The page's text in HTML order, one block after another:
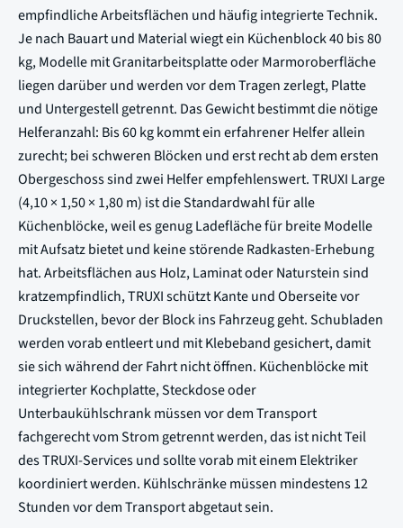
empfindliche Arbeitsflächen und häufig integrierte Technik.
Je nach Bauart und Material wiegt ein Küchenblock 40 bis 80
kg, Modelle mit Granitarbeitsplatte oder Marmoroberfläche
liegen darüber und werden vor dem Tragen zerlegt, Platte
und Untergestell getrennt. Das Gewicht bestimmt die nötige
Helferanzahl: Bis 60 kg kommt ein erfahrener Helfer allein
zurecht; bei schweren Blöcken und erst recht ab dem ersten
Obergeschoss sind zwei Helfer empfehlenswert. TRUXI Large
(4,10 × 1,50 × 1,80 m) ist die Standardwahl für alle
Küchenblöcke, weil es genug Ladefläche für breite Modelle
mit Aufsatz bietet und keine störende Radkasten-Erhebung
hat. Arbeitsflächen aus Holz, Laminat oder Naturstein sind
kratzempfindlich, TRUXI schützt Kante und Oberseite vor
Druckstellen, bevor der Block ins Fahrzeug geht. Schubladen
werden vorab entleert und mit Klebeband gesichert, damit
sie sich während der Fahrt nicht öffnen. Küchenblöcke mit
integrierter Kochplatte, Steckdose oder
Unterbaukühlschrank müssen vor dem Transport
fachgerecht vom Strom getrennt werden, das ist nicht Teil
des TRUXI-Services und sollte vorab mit einem Elektriker
koordiniert werden. Kühlschränke müssen mindestens 12
Stunden vor dem Transport abgetaut sein.